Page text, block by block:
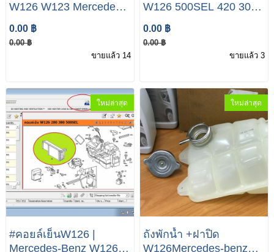
W126 W123 Mercedes-
Benz E/S Class
0.00 ฿
0.00 ฿
ขายแล้ว 14
W126 500SEL 420 300
280 Mercedes-Benz S
class W126
0.00 ฿
0.00 ฿
ขายแล้ว 3
ใหม่ล่าสุด
#คอยล์เย็นW126 |
Mercedes-Benz W126
ใหม่ล่าสุด
ถังพักน้ำ +ฝาปิด
W126Mercedes-benz